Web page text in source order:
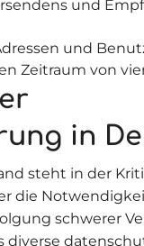
und
und
Zeitraum von
in
steht in der
die
schwerer
diverse